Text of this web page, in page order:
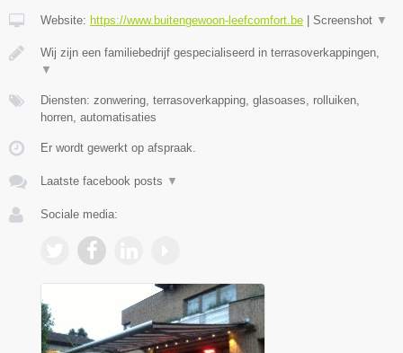
Website: https://www.buitengewoon-leefcomfort.be Screenshot ▼
Wij zijn een familiebedrijf gespecialiseerd in terrasoverkappingen,
▼
Diensten: zonwering, terrasoverkapping, glasoases, rolluiken,
horren, automatisaties
Er wordt gewerkt op afspraak.
Laatste facebook posts ▼
Sociale media: